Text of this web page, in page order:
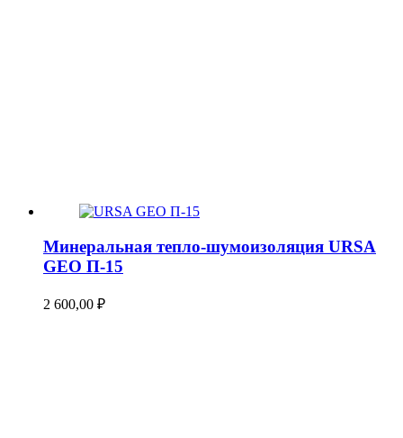
Минеральная тепло-шумоизоляция URSA
GEO П-15
2 600,00 ₽